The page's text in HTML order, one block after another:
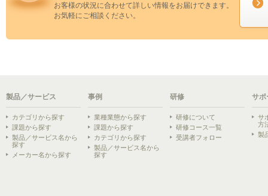
お客様の状況に合わせて詳しい情報をお届けできます。
お気軽にご相談ください。
製品／サービス
カテゴリから探す
課題から探す
製品／サービス名から
探す
メーカー名から探す
事例
業種業態から探す
課題から探す
カテゴリから探す
製品／サービス名から
探す
研修
研修について
研修コース一覧
受講者フォロー
サポ
サ
方
製